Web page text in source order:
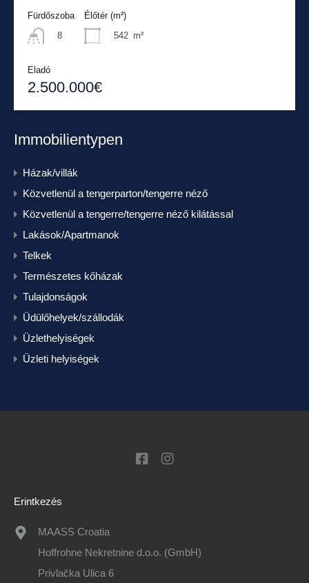
Fürdőszoba
8
Élőtér (m²)
542 m²
Eladó
2.500.000€
Immobilientypen
Házak/villák
Közvetlenül a tengerparton/tengerre néző
Közvetlenül a tengerre/tengerre néző kilátással
Lakások/Apartmanok
Telkek
Természetes kőházak
Tulajdonságok
Üdülőhelyek/szállodák
Üzlethelyiségek
Üzleti helyiségek
Erintkezés
MAASS Croatia
Hoffrohne Nekretnine d.o.o. (GmbH)
Privlačka Ulica 6